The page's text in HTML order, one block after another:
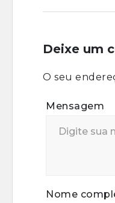
Deixe um
O seu
Mensagem
Nome